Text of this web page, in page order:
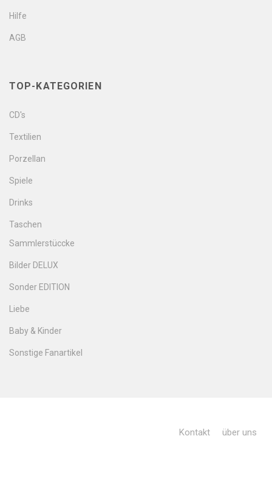
Hilfe
AGB
TOP-KATEGORIEN
CD's
Textilien
Porzellan
Spiele
Drinks
Taschen
Sammlerstüccke
Bilder DELUX
Sonder EDITION
Liebe
Baby & Kinder
Sonstige Fanartikel
Kontakt über uns